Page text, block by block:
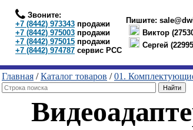
Звоните:
+7 (8442) 973343 продажи
+7 (8442) 975003 продажи
+7 (8442) 975015 продажи
+7 (8442) 974787 сервис РСС
Пишите:
Виктор
Сергей
Главная /Каталог товаров /01.